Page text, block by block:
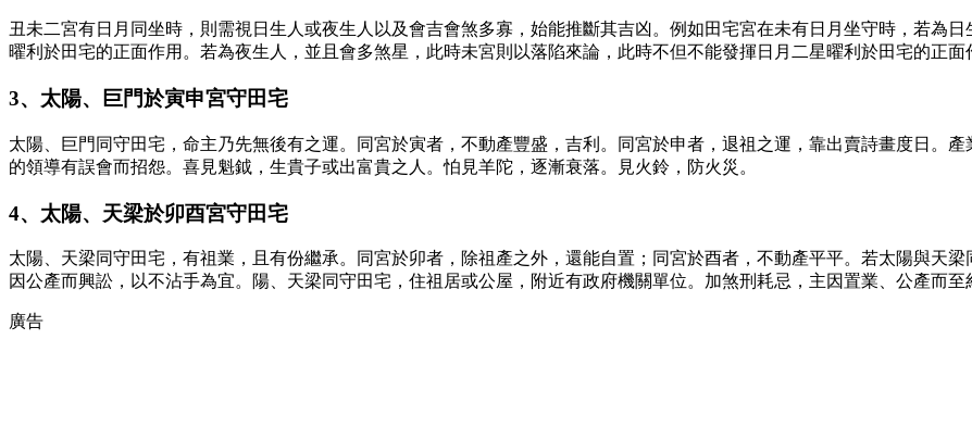
丑未二宮有日月同坐時，則需視日生人或夜生人以及會吉會煞多寡，始能推斷其吉凶。例如田宅宮在未有日月坐守時，若為
曜利於田宅的正面作用。若為夜生人，並且會多煞星，此時未宮則以落陷來論，此時不但不能發揮日月二星曜利於田宅的正面
3、太陽、巨門於寅申宮守田宅
太陽、巨門同守田宅，命主乃先無後有之運。同宮於寅者，不動產豐盛，吉利。同宮於申者，退祖之運，靠出賣詩畫度日。
的領導有誤會而招怨。喜見魁鉞，生貴子或出富貴之人。怕見羊陀，逐漸衰落。見火鈴，防火災。
4、太陽、天梁於卯酉宮守田宅
太陽、天梁同守田宅，有祖業，且有份繼承。同宮於卯者，除祖產之外，還能自置；同宮於酉者，不動產平平。若太陽與天
因公產而興訟，以不沾手為宜。陽、天梁同守田宅，住祖居或公屋，附近有政府機關單位。加煞刑耗忌，主因置業、公產而
廣告